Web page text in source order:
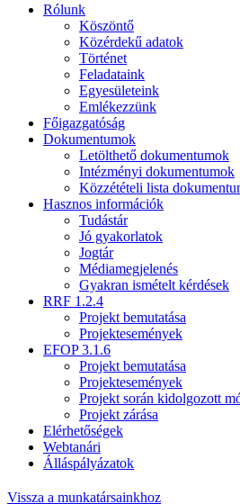
Rólunk
Köszöntő
Közérdekű adatok
Történet
Feladataink
Egyesületeink
Emlékezzünk
Főigazgatóság
Dokumentumok
Letölthető dokumentumok
Intézményi dokumentumok
Közzétételi lista
Hasznos információk
Tudástár
Jó gyakorlatok
Jogtár
Médiamegjelenés
Gyakran ismételt kérdések
RRF 1.2.4
Projekt bemutatása
Projektesemények
EFOP 3.1.6
Projekt bemutatása
Projektesemények
Projekt során kidolgozott
Projekt zárása
Elérhetőségek
Webtanári
Álláspályázatok
Vissza a munkatársainkhoz